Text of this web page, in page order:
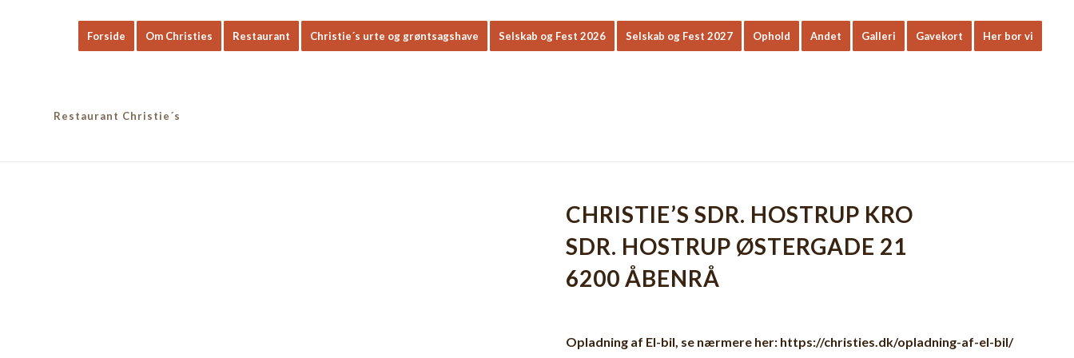
Forside Om Christies Restaurant Christie´s urte og grøntsagshave Selskab og Fest 2026 Selskab og Fest 2027 Ophold Andet Galleri Gavekort Her bor vi
Restaurant Christie´s
CHRISTIE’S SDR. HOSTRUP KRO
SDR. HOSTRUP ØSTERGADE 21
6200 ÅBENRÅ
Opladning af El-bil, se nærmere her: https://christies.dk/opladning-af-el-bil/